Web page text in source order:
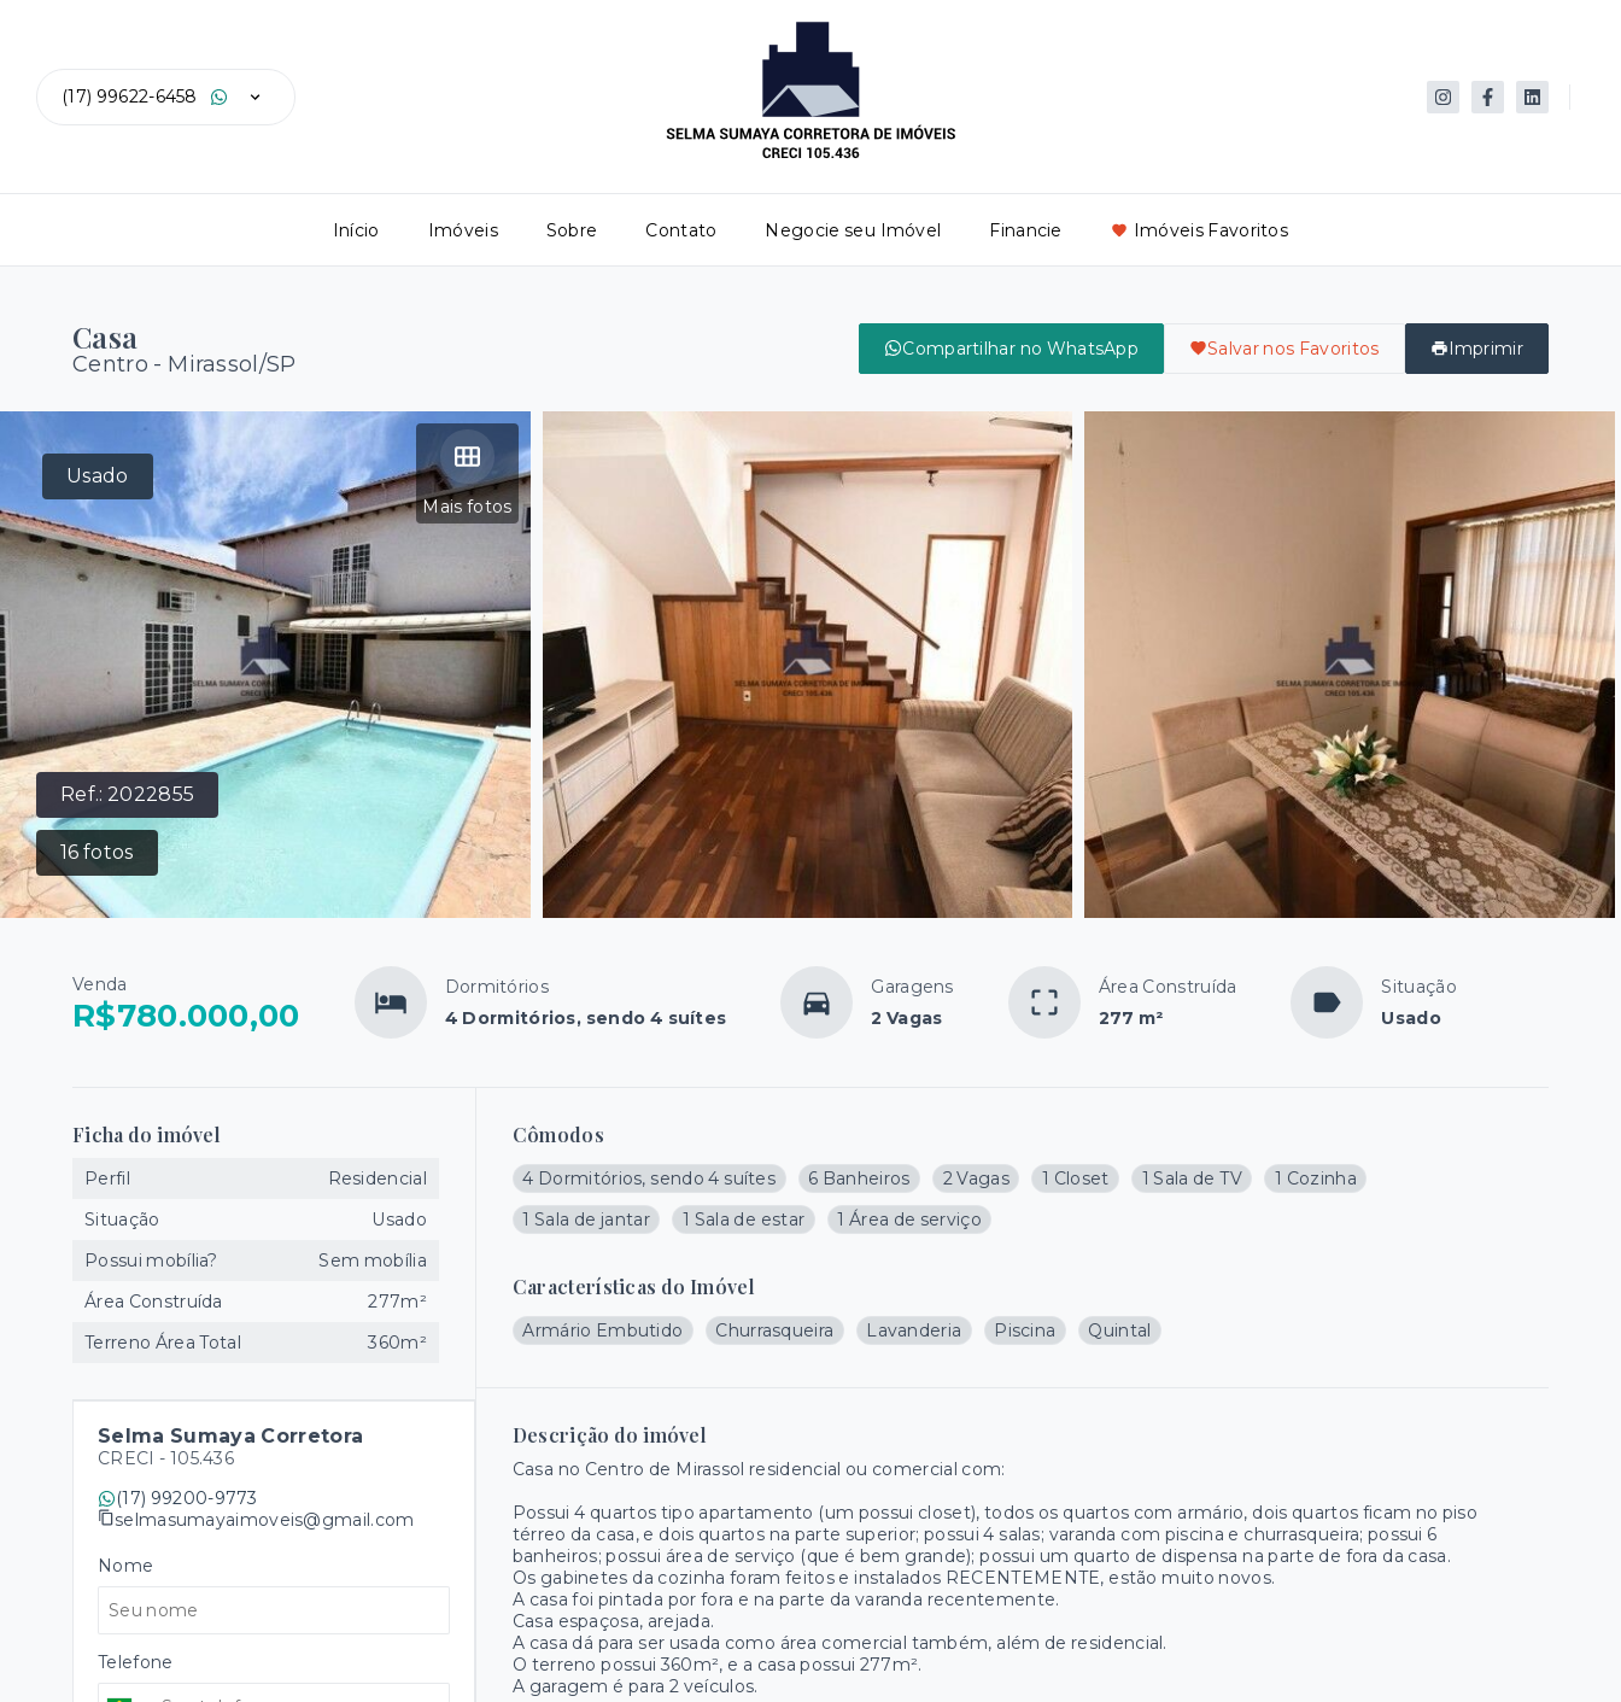
(17) 99622-6458
Início Imóveis Sobre Contato Negocie seu Imóvel Financie Imóveis Favoritos
Casa
Centro - Mirassol/SP
Compartilhar no WhatsApp Salvar nos Favoritos Imprimir
Ref.:2022855
16 fotos
Mais fotos
Usado
Venda
R$780.000,00
Dormitórios
4 Dormitórios, sendo 4 suítes
Garagens
2 Vagas
Área Construída
277 m²
Situação
Usado
Cômodos
4 Dormitórios, sendo 4 suítes 6 Banheiros 2 Vagas 1 Closet 1 Sala de TV
1 Cozinha
1 Sala de jantar
1 Sala de estar 1 Área de serviço
Características do Imóvel
Armário Embutido Churrasqueira Lavanderia Piscina Quintal
Descrição do imóvel
Casa no Centro de Mirassol residencial ou comercial com:
Possui 4 quartos tipo apartamento (um possui closet), todos os quartos com armário, dois quartos ficam no piso
térreo da casa, e dois quartos na parte superior; possui 4 salas; varanda com piscina e churrasqueira; possui 6
banheiros; possui área de serviço (que é bem grande); possui um quarto de dispensa na parte de fora da casa.
Os gabinetes da cozinha foram feitos e instalados RECENTEMENTE, estão muito novos.
A casa foi pintada por fora e na parte da varanda recentemente.
Casa espaçosa, arejada.
A casa dá para ser usada como área comercial também, além de residencial.
O terreno possui 360m², e a casa possui 277m².
A garagem é para 2 veículos.
Ficha do imóvel
Perfil
Residencial
Situação
Usado
Possui mobília?
Sem mobília
Área Construída
277m²
Terreno Área Total
360m²
Selma Sumaya Corretora
CRECI - 105.436
(17) 99200-9773
selmasumayaimoveis@gmail.com
Nome
Telefone